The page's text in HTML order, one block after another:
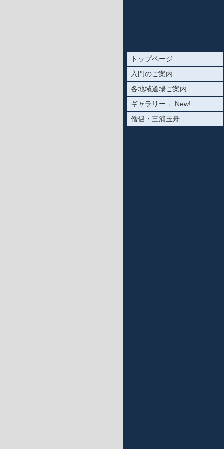
トップページ
入門のご案内
各地域道場ご案内
ギャラリー ←New!
僧侶・三浦玉舟